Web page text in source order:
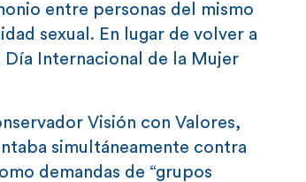
entre personas del mismo
sexual. En lugar de volver a
Día Internacional de la Mujer
Visión con Valores,
simultáneamente contra
demandas de “grupos